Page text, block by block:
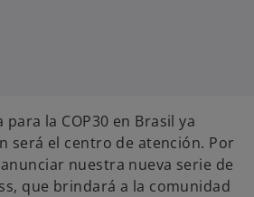
la COP30 en Brasil ya
será el centro de atención. Por
nuestra nueva serie de
que brindará a la comunidad